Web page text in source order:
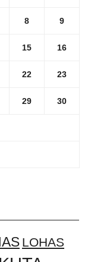
8 9
15 16
22 23
29 30
LOHAS